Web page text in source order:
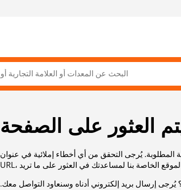
العثور على الصفحة
المطلوبة. يُرجى التحقق من أي أخطاء إملائية في عنوان
إرسال بريد إلكتروني أدناه وسنعاود التواصل معك.